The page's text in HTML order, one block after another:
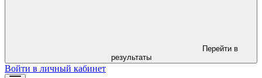
результаты
Войти в личный кабинет